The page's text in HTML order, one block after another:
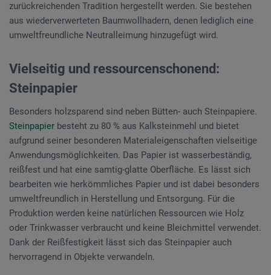
zurückreichenden Tradition hergestellt werden. Sie bestehen
aus wiederverwerteten Baumwollhadern, denen lediglich eine
umweltfreundliche Neutralleimung hinzugefügt wird.
Vielseitig und ressourcenschonend:
Steinpapier
Besonders holzsparend sind neben Bütten- auch Steinpapiere.
Steinpapier besteht zu 80 % aus Kalksteinmehl und bietet
aufgrund seiner besonderen Materialeigenschaften vielseitige
Anwendungsmöglichkeiten. Das Papier ist wasserbeständig,
reißfest und hat eine samtig-glatte Oberfläche. Es lässt sich
bearbeiten wie herkömmliches Papier und ist dabei besonders
umweltfreundlich in Herstellung und Entsorgung. Für die
Produktion werden keine natürlichen Ressourcen wie Holz
oder Trinkwasser verbraucht und keine Bleichmittel verwendet.
Dank der Reißfestigkeit lässt sich das Steinpapier auch
hervorragend in Objekte verwandeln.